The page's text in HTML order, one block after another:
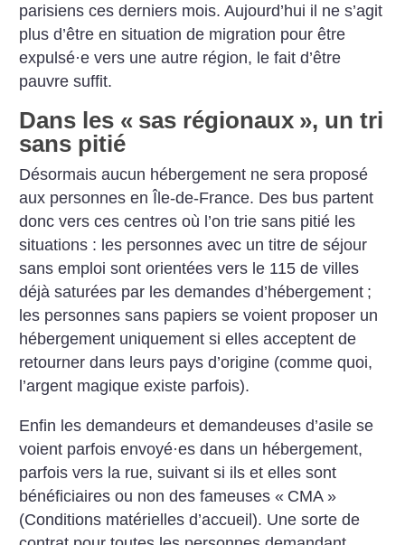
parisiens ces derniers mois. Aujourd’hui il ne s’agit
plus d’être en situation de migration pour être
expulsé·e vers une autre région, le fait d’être
pauvre suffit.
Dans les « sas régionaux », un tri
sans pitié
Désormais aucun hébergement ne sera proposé
aux personnes en Île-de-France. Des bus partent
donc vers ces centres où l’on trie sans pitié les
situations : les personnes avec un titre de séjour
sans emploi sont orientées vers le 115 de villes
déjà saturées par les demandes d’hébergement ;
les personnes sans papiers se voient proposer un
hébergement uniquement si elles acceptent de
retourner dans leurs pays d’origine (comme quoi,
l’argent magique existe parfois).
Enfin les demandeurs et demandeuses d’asile se
voient parfois envoyé·es dans un hébergement,
parfois vers la rue, suivant si ils et elles sont
bénéficiaires ou non des fameuses « CMA »
(Conditions matérielles d’accueil). Une sorte de